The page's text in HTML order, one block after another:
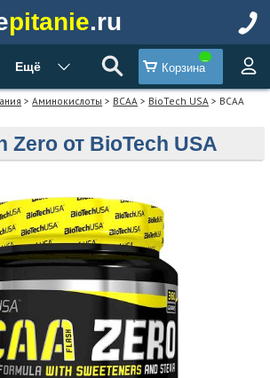
pitanie.ru
Ещё Корзина
>Аминокислоты > BCAA > BioTech USA > BCAA
Zero от BioTech USA